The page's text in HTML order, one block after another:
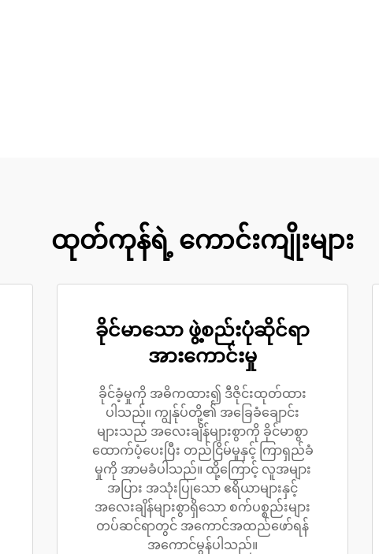
ထုတ်ကုန်ရဲ့ ကောင်းကျိုးများ
ခိုင်မာသော ဖွဲ့စည်းပုံဆိုင်ရာ
အားကောင်းမှု
ခိုင်ခံ့မှုကို အဓိကထား၍ ဒီဇိုင်းထုတ်ထား
ပါသည်။ ကျွန်ုပ်တို့၏ အခြေခံချောင်း
များသည် အလေးချိန်များစွာကို ခိုင်မာစွာ
ထောက်ပံ့ပေးပြီး တည်ငြိမ်မှုနှင့် ကြာရှည်ခံ
မှုကို အာမခံပါသည်။ ထို့ကြောင့် လူအများ
အပြား အသုံးပြုသော ဧရိယာများနှင့်
အလေးချိန်များစွာရှိသော စက်ပစ္စည်းများ
တပ်ဆင်ရာတွင် အကောင်အထည်ဖော်ရန်
အကောင်မွန်ပါသည်။